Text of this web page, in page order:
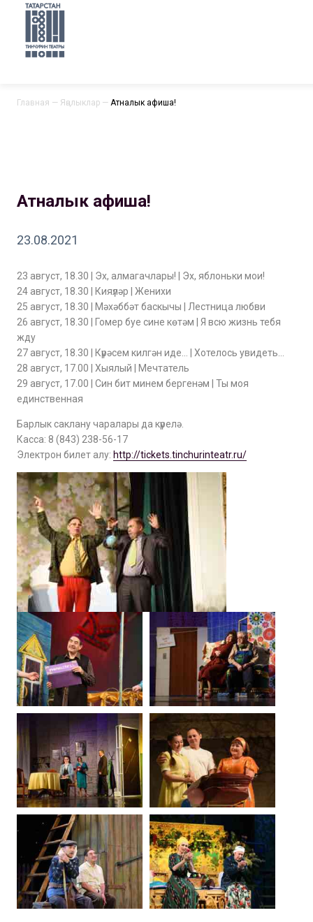
Главная — Яңалыклар — Атналык афиша!
Атналык афиша!
23.08.2021
23 август, 18.30 | Эх, алмагачлары! | Эх, яблоньки мои!
24 август, 18.30 | Кияүләр | Женихи
25 август, 18.30 | Мәхәббәт баскычы | Лестница любви
26 август, 18.30 | Гомер буе сине көтәм | Я всю жизнь тебя
жду
27 август, 18.30 | Күрәсем килгән иде… | Хотелось увидеть…
28 август, 17.00 | Хыялый | Мечтатель
29 август, 17.00 | Син бит минем бергенәм | Ты моя
единственная
Барлык саклану чаралары да күрелә.
Касса: 8 (843) 238-56-17
Электрон билет алу: http://tickets.tinchurinteatr.ru/